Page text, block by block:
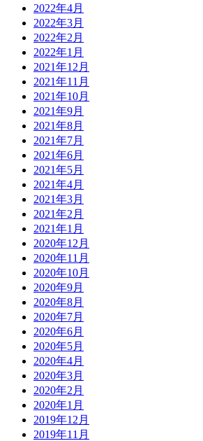
2022年4月
2022年3月
2022年2月
2022年1月
2021年12月
2021年11月
2021年10月
2021年9月
2021年8月
2021年7月
2021年6月
2021年5月
2021年4月
2021年3月
2021年2月
2021年1月
2020年12月
2020年11月
2020年10月
2020年9月
2020年8月
2020年7月
2020年6月
2020年5月
2020年4月
2020年3月
2020年2月
2020年1月
2019年12月
2019年11月